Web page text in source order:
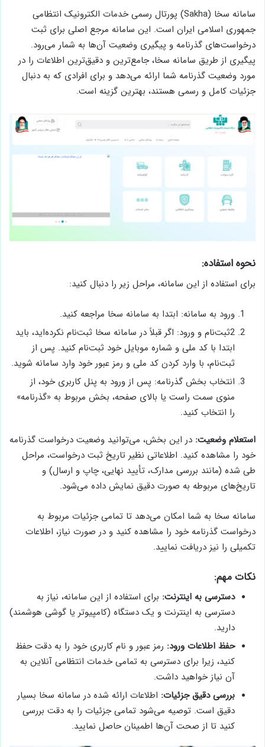
سامانه سخا (Sakha) پورتال رسمی خدمات الکترونیک انتظامی
جمهوری اسلامی ایران است. این سامانه مرجع اصلی برای ثبت
درخواست‌های گذرنامه و پیگیری وضعیت آن‌ها به شمار می‌رود.
پیگیری از طریق سامانه سخا، جامع‌ترین و دقیق‌ترین اطلاعات را در
مورد وضعیت گذرنامه شما ارائه می‌دهد و برای افرادی که به دنبال
جزئیات کامل و رسمی هستند، بهترین گزینه است.
نحوه استفاده:
برای استفاده از این سامانه، مراحل زیر را دنبال کنید:
ورود به سامانه: ابتدا به سامانه سخا مراجعه کنید.
2ثبت‌نام و ورود: اگر قبلاً در سامانه سخا ثبت‌نام نکرده‌اید، باید
ابتدا با کد ملی و شماره موبایل خود ثبت‌نام کنید. پس از
ثبت‌نام، با وارد کردن کد ملی و رمز عبور خود وارد سامانه شوید.
انتخاب بخش گذرنامه: پس از ورود به پنل کاربری خود، از
منوی سمت راست یا بالای صفحه، بخش مربوط به «گذرنامه»
را انتخاب کنید.
استعلام وضعیت: در این بخش، می‌توانید وضعیت درخواست گذرنامه
خود را مشاهده کنید. اطلاعاتی نظیر تاریخ ثبت درخواست، مراحل
طی شده (مانند بررسی مدارک، تأیید نهایی، چاپ و ارسال) و
تاریخ‌های مربوطه به صورت دقیق نمایش داده می‌شود.
سامانه سخا به شما امکان می‌دهد تا تمامی جزئیات مربوط به
درخواست گذرنامه خود را مشاهده کنید و در صورت نیاز، اطلاعات
تکمیلی را نیز دریافت نمایید.
نکات مهم:
دسترسی به اینترنت: برای استفاده از این سامانه، نیاز به
دسترسی به اینترنت و یک دستگاه (کامپیوتر یا گوشی هوشمند)
دارید.
حفظ اطلاعات ورود: رمز عبور و نام کاربری خود را به دقت حفظ
کنید، زیرا برای دسترسی به تمامی خدمات انتظامی آنلاین به
آن نیاز خواهید داشت.
بررسی دقیق جزئیات: اطلاعات ارائه شده در سامانه سخا بسیار
دقیق است. توصیه می‌شود تمامی جزئیات را به دقت بررسی
کنید تا از صحت آن‌ها اطمینان حاصل نمایید.